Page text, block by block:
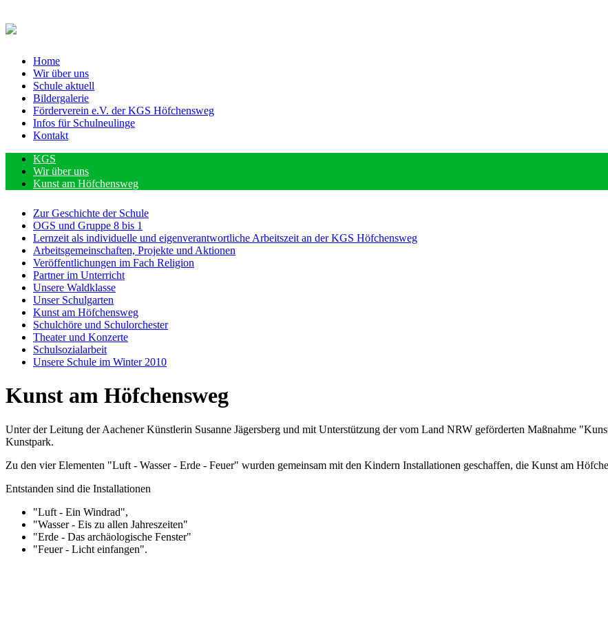
Home
Wir über uns
Schule aktuell
Bildergalerie
Förderverein e.V. der KGS Höfchensweg
Infos für Schulneulinge
Kontakt
KGS
Wir über uns
Kunst am Höfchensweg
Zur Geschichte der Schule
OGS und Gruppe 8 bis 1
Lernzeit als individuelle und eigenverantwortliche Arbeitszeit an der KGS Höfchensweg
Arbeitsgemeinschaften, Projekte und Aktionen
Veröffentlichungen im Fach Religion
Partner im Unterricht
Unsere Waldklasse
Unser Schulgarten
Kunst am Höfchensweg
Schulchöre und Schulorchester
Theater und Konzerte
Schulsozialarbeit
Unsere Schule im Winter 2010
Kunst am Höfchensweg
Unter der Leitung der Aachener Künstlerin Susanne Jägersberg und mit Unterstützung der vom Land NRW geförderten Maßnahme
Kunstpark.
Zu den vier Elementen "Luft - Wasser - Erde - Feuer" wurden gemeinsam mit den Kindern Installationen geschaffen, die Kunst am
Entstanden sind die Installationen
"Luft - Ein Windrad",
"Wasser - Eis zu allen Jahreszeiten"
"Erde - Das archäologische Fenster"
"Feuer - Licht einfangen".